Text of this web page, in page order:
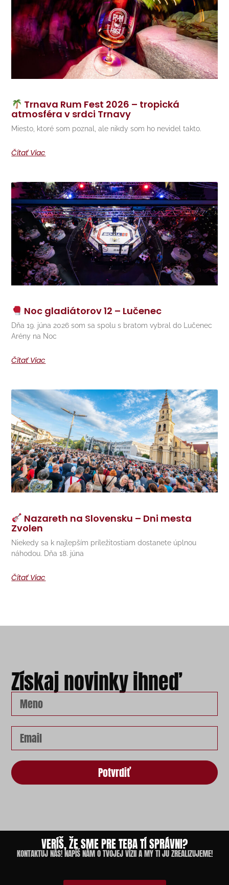
Trnava Rum Fest 2026 – tropická
atmosféra v srdci Trnavy
Miesto, ktoré som poznal, ale nikdy som ho nevidel takto.
Čítať Viac
Noc gladiátorov 12 – Lučenec
Dňa 19. júna 2026 som sa spolu s bratom vybral do Lučenec
Arény na Noc
Čítať Viac
Nazareth na Slovensku – Dni mesta
Zvolen
Niekedy sa k najlepším príležitostiam dostanete úplnou
náhodou. Dňa 18. júna
Čítať Viac
Získaj novinky ihneď
Potvrdiť
VERÍŠ, ŽE SME PRE TEBA TÍ SPRÁVNI?
KONTAKTUJ NÁS! NAPÍŠ NÁM O TVOJEJ VÍZII A MY TI JU ZREALIZUJEME!